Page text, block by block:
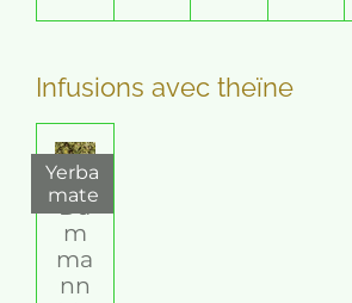
Infusions avec theïne
Yerba
mate
Da
m
ma
nn